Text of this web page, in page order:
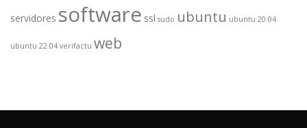
servidores software ssl sudo ubuntu ubuntu 20.04
ubuntu 22.04 verifactu web